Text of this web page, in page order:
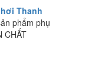
Thanh
phẩm phụ
CHẤT